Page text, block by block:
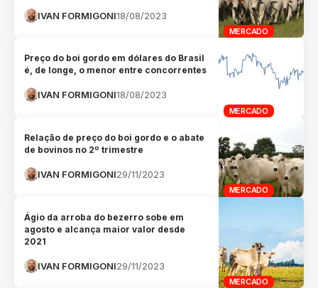
MERCADO
IVAN FORMIGONI18/08/2023
MERCADO
Preço do boi gordo em dólares do Brasil
é, de longe, o menor entre concorrentes
IVAN FORMIGONI18/08/2023
MERCADO
Relação de preço do boi gordo e o abate
de bovinos no 2º trimestre
IVAN FORMIGONI29/11/2023
MERCADO
Ágio da arroba do bezerro sobe em
agosto e alcança maior valor desde
2021
IVAN FORMIGONI29/11/2023